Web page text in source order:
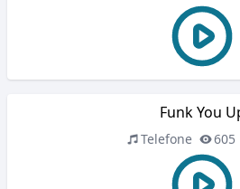
Funk You
Telefone 605